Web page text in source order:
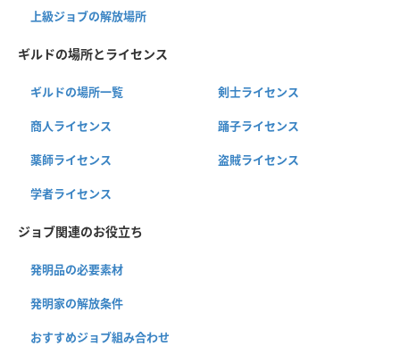
上級ジョブの解放場所
ギルドの場所とライセンス
ギルドの場所一覧 剣士ライセンス
商人ライセンス 踊子ライセンス
薬師ライセンス 盗賊ライセンス
学者ライセンス
ジョブ関連のお役立ち
発明品の必要素材
発明家の解放条件
おすすめジョブ組み合わせ